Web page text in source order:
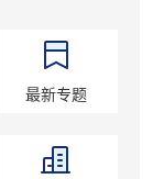
最新专题